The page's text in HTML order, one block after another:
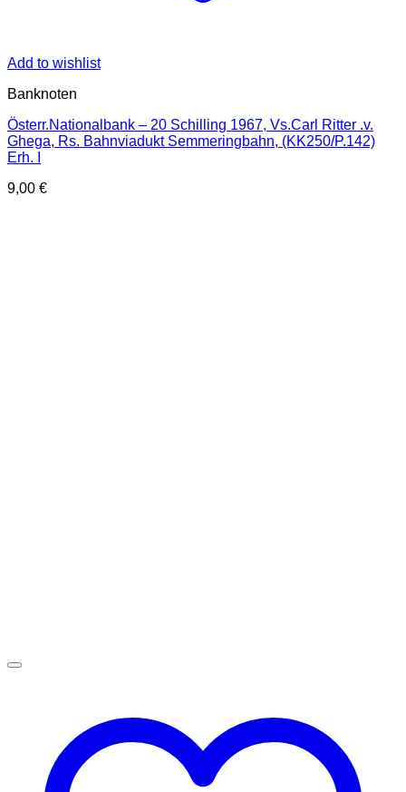
Add to wishlist
Banknoten
Österr.Nationalbank – 20 Schilling 1967, Vs.Carl Ritter .v.
Ghega, Rs. Bahnviadukt Semmeringbahn, (KK250/P.142)
Erh. I
9,00 €